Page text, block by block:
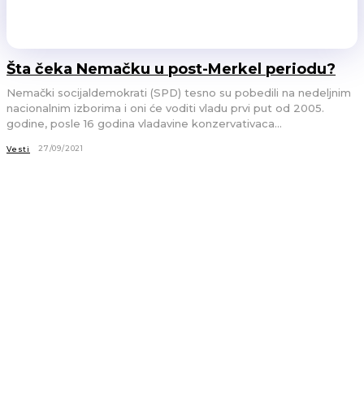
Šta čeka Nemačku u post-Merkel periodu?
Nemački socijaldemokrati (SPD) tesno su pobedili na nedeljnim
nacionalnim izborima i oni će voditi vladu prvi put od 2005.
godine, posle 16 godina vladavine konzervativaca...
Vesti 27/09/2021